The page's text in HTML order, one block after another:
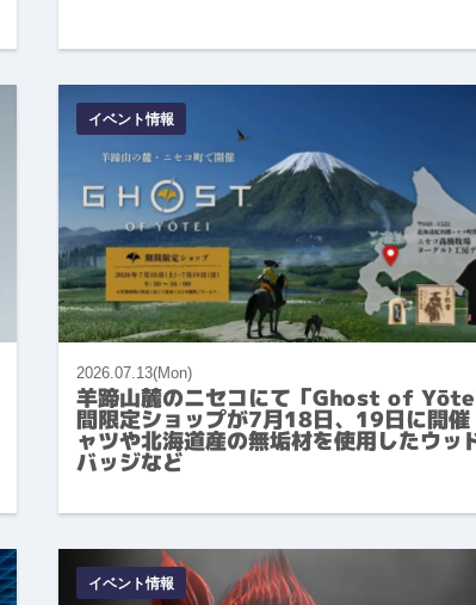
イベント情報
2026.07.13(Mon)
羊蹄山麓のニセコにて「Ghost of
間限定ショップが7月18日、19日に開催
ャツや北海道産の無垢材を使用したウッ
バッジなど
イベント情報